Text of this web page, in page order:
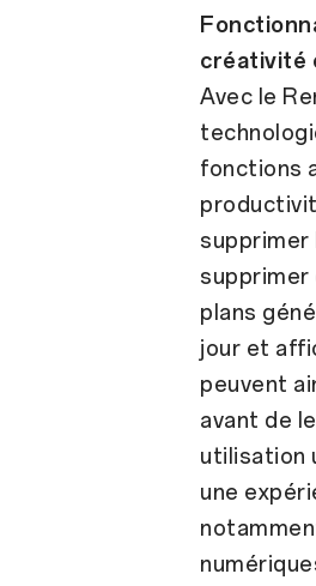
créativité
Avec le
fonctions
supprimer
supprimer
plans
jour et
peuvent
avant de
utilisation
une